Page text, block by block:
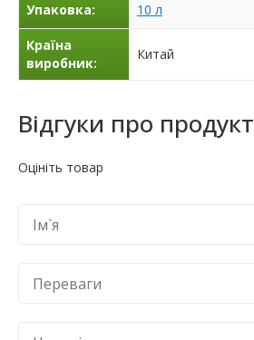
Упаковка: 10 л
Країна
виробник:
Китай
Відгуки про продукт
Оцініть товар